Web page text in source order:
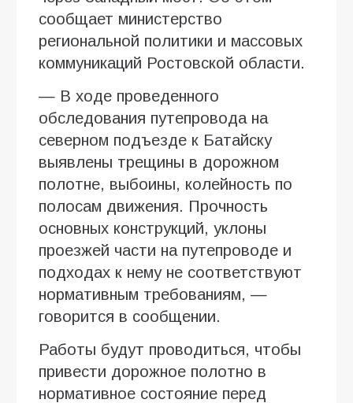
сообщает министерство
региональной политики и массовых
коммуникаций Ростовской области.
— В ходе проведенного
обследования путепровода на
северном подъезде к Батайску
выявлены трещины в дорожном
полотне, выбоины, колейность по
полосам движения. Прочность
основных конструкций, уклоны
проезжей части на путепроводе и
подходах к нему не соответствуют
нормативным требованиям, —
говорится в сообщении.
Работы будут проводиться, чтобы
привести дорожное полотно в
нормативное состояние перед